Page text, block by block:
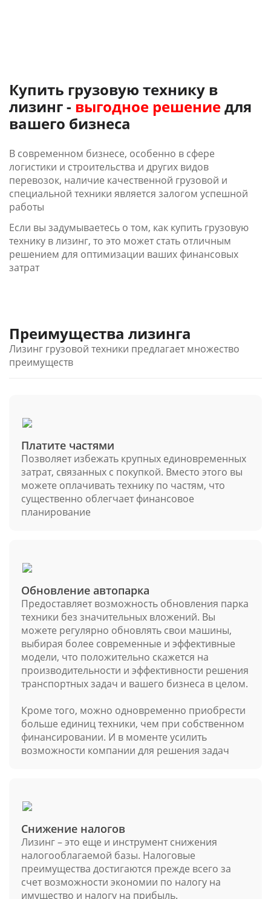
Купить грузовую технику в
лизинг - выгодное решениедля
вашего бизнеса
В современном бизнесе, особенно в сфере
логистики и строительства и других видов
перевозок, наличие качественной грузовой и
специальной техники является залогом успешной
работы
Если вы задумываетесь о том, как купить грузовую
технику в лизинг, то это может стать отличным
решением для оптимизации ваших финансовых
затрат
Преимущества лизинга
Лизинг грузовой техники предлагаетмножество
преимуществ
Платите частями
Позволяет избежать крупных единовременных
затрат, связанных с покупкой. Вместо этого вы
можете оплачивать технику по частям, что
существенно облегчает финансовое
планирование
Обновление автопарка
Предоставляет возможность обновления парка
техники без значительных вложений. Вы
можете регулярно обновлять свои машины,
выбирая более современные и эффективные
модели, что положительно скажется на
производительности и эффективности решения
транспортных задач и вашего бизнеса в целом.
Кроме того, можно одновременно приобрести
больше единиц техники, чем при собственном
финансировании. И в моменте усилить
возможности компании для решения задач
Снижение налогов
Лизинг – это еще и инструмент снижения
налогооблагаемой базы. Налоговые
преимущества достигаются прежде всего за
счет возможности экономии по налогу на
имущество и налогу на прибыль.